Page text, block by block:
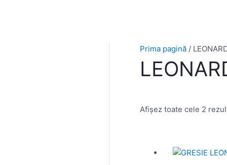
Prima pagină/
Afișez toate cele 2